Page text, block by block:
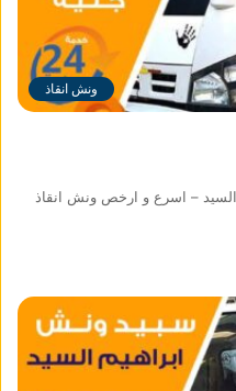
ونش انقاذ
– اسرع و ارخص ونش انقاذ